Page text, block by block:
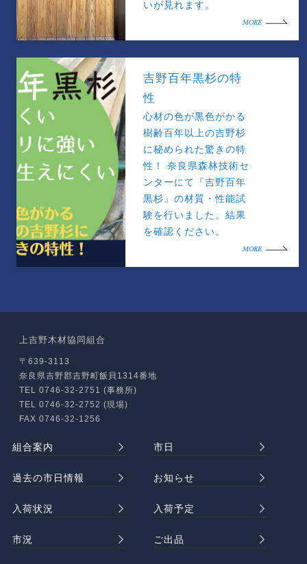
いが見れます。
MORE
吉野百年黒杉の特
性
心材の色が黒色がかる
樹齢百年以上の吉野杉
に秘められた驚きの特
性！ 奈良県森林技術セ
ンターにて『吉野百年
黒杉』の材質・性能試
験を行いました。結果
を確認ください。
MORE
上吉野木材協同組合
〒639-3113
奈良県吉野郡吉野町飯貝1314番地
TEL 0746-32-2751 (事務所)
TEL 0746-32-2752 (現場)
FAX 0746-32-1256
組合案内 市日
過去の市日情報 お知らせ
入荷状況 入荷予定
市況 ご出品